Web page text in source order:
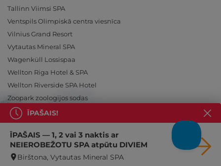
Tallinn Viimsi SPA
Ventspils Olimpiskā centra viesnīca
Vilnius Grand Resort
Vytautas Mineral SPA
Wagenküll Lossispaa
Wellton Riga Hotel & SPA
Wellton Riverside SPA Hotel
Zoopark zoologijos sodas
Ieslēdz atpūtu!
ĪPAŠAIS!
ĪPAŠAIS — 1, 2 vai 3 naktis ar
NEIEROBEŽOTU SPA atpūtu DIVIEM
Birštona, Vytautas Mineral SPA